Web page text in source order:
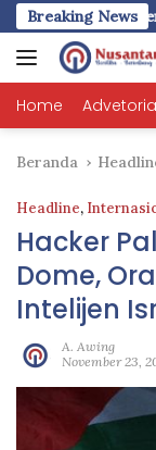
Langsung
ke
konten
Breaking News
DMI Selayar
Home
Beranda
Headline,
Hacker
Dome,
Intelijen
A. Awing
November 23,